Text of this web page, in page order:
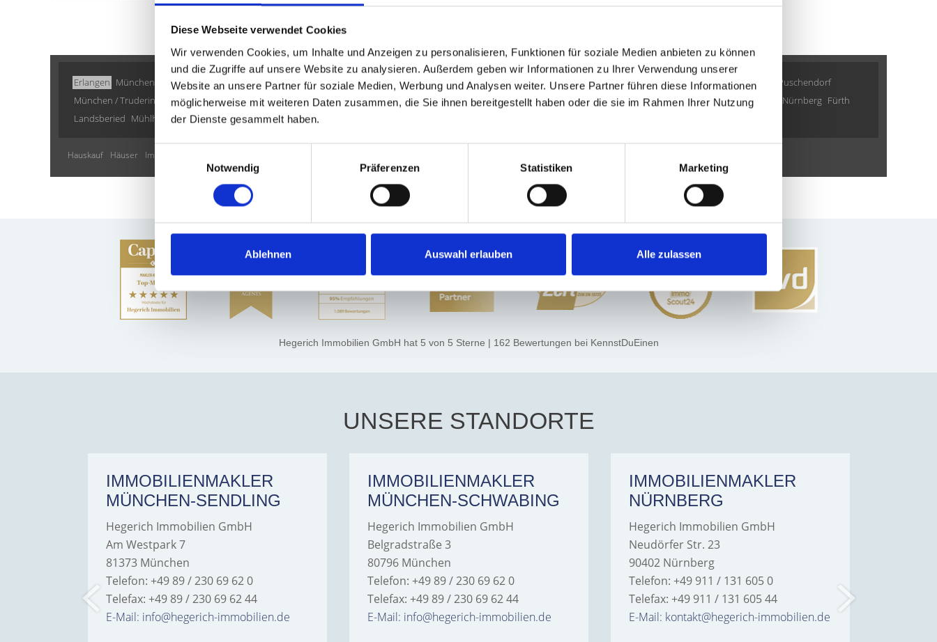
Diese Webseite verwendet Cookies
Wir verwenden Cookies, um Inhalte und Anzeigen zu personalisieren, Funktionen für soziale Medien anbieten zu können
und die Zugriffe auf unsere Website zu analysieren. Außerdem geben wir Informationen zu Ihrer Verwendung unserer
Website an unsere Partner für soziale Medien, Werbung und Analysen weiter. Unsere Partner führen diese Informationen
möglicherweise mit weiteren Daten zusammen, die Sie ihnen bereitgestellt haben oder die sie im Rahmen Ihrer Nutzung
der Dienste gesammelt haben.
Notwendig
Präferenzen Statistiken Marketing
Ablehnen Auswahl erlauben Alle zulassen
Erlangen München / Pasing Gilching Ammerndorf Krailling München Freystadt Cadolzburg Poing München-Lerchenau Ingolstadt Garching Putzbrunn Burgthann
Puschendorf
München / Trudering
Illesheim Taufkirchen Zirndorf Planegg Oberding Dachau Germering München / Milbertshofen-Am Hart Höhenkirchen-Siegertsbrunn Gräfelfing Nürnberg Fürth
Landsberied Mühlhausen Gauting Haar Schwarzenbruck
Hauskauf Häuser Immobilie
Hegerich Immobilien GmbH hat 5 von 5 Sterne | 162 Bewertungen bei KennstDuEinen
UNSERE STANDORTE
IMMOBILIENMAKLER
MÜNCHEN-SENDLING
Hegerich Immobilien GmbH
Am Westpark 7
81373 München
Telefon: +49 89 / 230 69 62 0
Telefax: +49 89 / 230 69 62 44
E-Mail: info@hegerich-immobilien.de
IMMOBILIENMAKLER
MÜNCHEN-SCHWABING
Hegerich Immobilien GmbH
Belgradstraße 3
80796 München
Telefon: +49 89 / 230 69 62 0
Telefax: +49 89 / 230 69 62 44
E-Mail: info@hegerich-immobilien.de
IMMOBILIENMAKLER
NÜRNBERG
Hegerich Immobilien GmbH
Neudörfer Str. 23
90402 Nürnberg
Telefon: +49 911 / 131 605 0
Telefax: +49 911 / 131 605 44
E-Mail: kontakt@hegerich-immobilien.de